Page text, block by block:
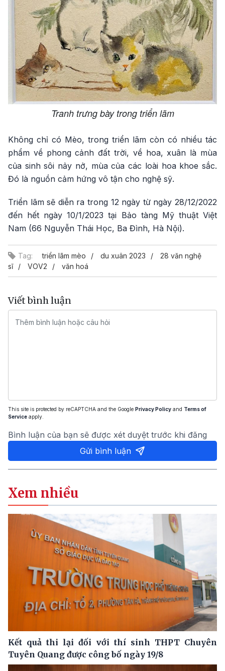
Tranh trưng bày trong triển lãm
Không chỉ có Mèo, trong triển lãm còn có nhiều tác
phẩm về phong cảnh đất trời, về hoa, xuân là mùa
của sinh sôi nảy nở, mùa của các loài hoa khoe sắc.
Đó là nguồn cảm hứng vô tận cho nghệ sỹ.
Triển lãm sẽ diễn ra trong 12 ngày từ ngày 28/12/2022
đến hết ngày 10/1/2023 tại Bảo tàng Mỹ thuật Việt
Nam (66 Nguyễn Thái Học, Ba Đình, Hà Nội).
Tag: triển lãm mèo du xuân 2023
28 văn nghệ
sĩ
VOV2 văn hoá
Viết bình luận
This site is protected by reCAPTCHA and the Google Privacy Policy and Terms of
Service apply.
Bình luận của bạn sẽ được xét duyệt trước khi đăng
Gửi bình luận
Xem nhiều
Kết quả thi lại đối với thí sinh THPT Chuyên
Tuyên Quang được công bố ngày 19/8